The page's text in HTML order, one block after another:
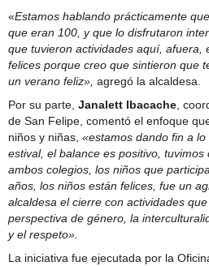
«Estamos hablando prácticamente
que eran 100, y que lo disfrutaron
que tuvieron actividades aquí, afuera,
felices porque creo que sintieron que
un verano feliz», agregó la alcaldesa.
Por su parte, Janalett Ibacache ,
de San Felipe, comentó el enfoque
niños y niñas, «estamos dando fin a
estival, el balance es positivo,
ambos colegios, los niños que
años, los niños están felices, fue un
alcaldesa el cierre con actividades
perspectiva de género, la
y el respeto».
La iniciativa fue ejecutada por la